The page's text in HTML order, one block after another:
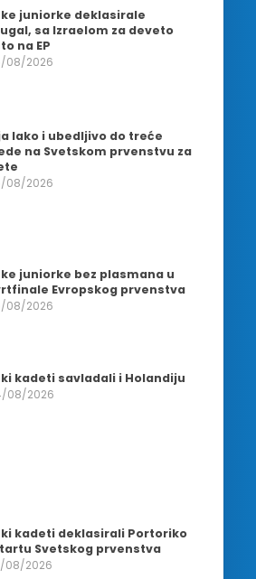
juniorke deklasirale
sa Izraelom za deveto
na EP
08/2026
lako i ubedljivo do treće
na Svetskom prvenstvu za
08/2026
juniorke bez plasmana u
Evropskog prvenstva
08/2026
kadeti savladali i Holandiju
08/2026
kadeti deklasirali Portoriko
Svetskog prvenstva
08/2026